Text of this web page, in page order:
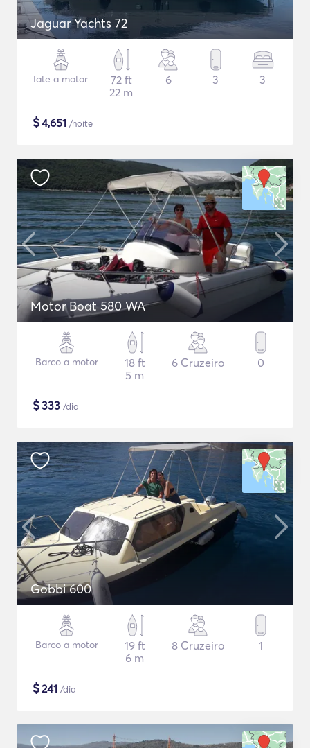
Jaguar Yachts 72
Iate a motor
72 ft
22 m
6 3 3
$4,651 /noite
Motor Boat 580 WA
Barco a motor
18 ft
5 m
6 Cruzeiro 0
$333 /dia
Gobbi 600
Barco a motor
19 ft
6 m
8 Cruzeiro 1
$241 /dia